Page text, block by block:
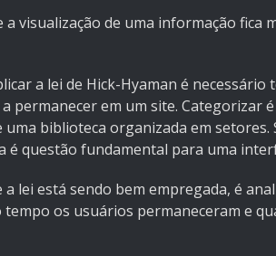
visualização de uma informação fica
a lei de Hick-Hyaman é necessário
permanecer em um site. Categorizar
biblioteca organizada em setores.
é questão fundamental para uma
lei está sendo bem empregada, é
os usuários permaneceram e